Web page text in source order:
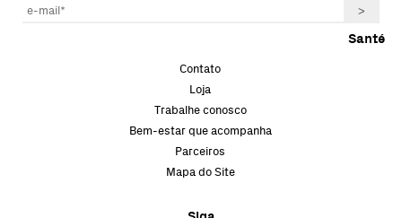
Santé
Contato
Loja
Trabalhe conosco
Bem-estar que acompanha
Parceiros
Mapa do Site